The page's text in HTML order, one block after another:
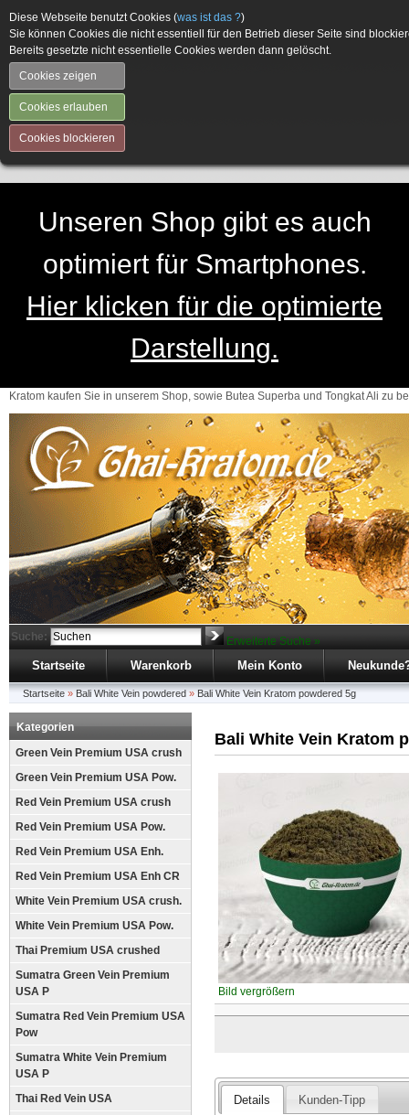
Unseren Shop gibt es auch
optimiert für Smartphones.
Hier klicken für die optimierte
Darstellung.
Diese Webseite benutzt Cookies (was ist das ?)
Sie können Cookies die nicht essentiell für den Betrieb dieser Seite sind
Bereits gesetzte nicht essentielle Cookies werden dann gelöscht.
Cookies zeigen
Cookies erlauben
Cookies blockieren
Kratom kaufen Sie in unserem Shop, sowie Butea Superba und Tongkat Ali zu
Suche: Erweiterte Suche »
Startseite Warenkorb Mein Konto
Startseite » Bali White Vein powdered » Bali White Vein Kratom powdered 5g
Kategorien
Green Vein Premium USA crush
Green Vein Premium USA Pow.
Red Vein Premium USA crush
Red Vein Premium USA Pow.
Red Vein Premium USA Enh.
Red Vein Premium USA Enh CR
White Vein Premium USA crush.
White Vein Premium USA Pow.
Thai Premium USA crushed
Sumatra Green Vein Premium
USA P
Sumatra Red Vein Premium USA
Pow
Sumatra White Vein Premium
USA P
Thai Red Vein USA
Bali White Vein Kratom
Bild vergrößern
Details Kunden-Tipp